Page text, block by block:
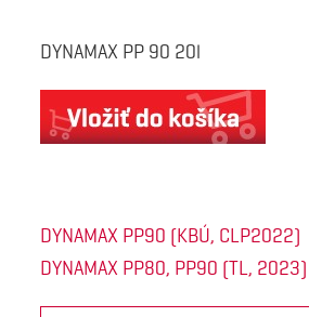
DYNAMAX PP 90 20l
DYNAMAX PP90 (KBÚ, CLP2022)
DYNAMAX PP80, PP90 (TL, 2023)